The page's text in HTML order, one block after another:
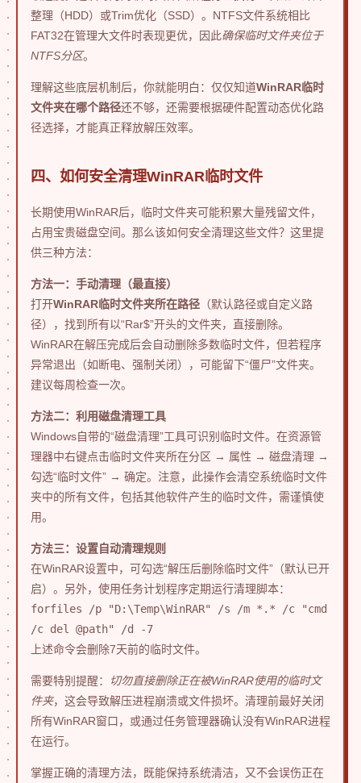
整理（HDD）或Trim优化（SSD）。NTFS文件系统相比
FAT32在管理大文件时表现更优，因此确保临时文件夹位于
NTFS分区。
理解这些底层机制后，你就能明白：仅仅知道WinRAR临时
文件夹在哪个路径还不够，还需要根据硬件配置动态优化路
径选择，才能真正释放解压效率。
四、如何安全清理WinRAR临时文件
长期使用WinRAR后，临时文件夹可能积累大量残留文件，
占用宝贵磁盘空间。那么该如何安全清理这些文件？这里提
供三种方法：
方法一：手动清理（最直接）
打开WinRAR临时文件夹所在路径 （默认路径或自定义路
径），找到所有以“Rar$”开头的文件夹，直接删除。
WinRAR在解压完成后会自动删除多数临时文件，但若程序
异常退出（如断电、强制关闭），可能留下“僵尸”文件夹。
建议每周检查一次。
方法二：利用磁盘清理工具
Windows自带的“磁盘清理”工具可识别临时文件。在资源管
理器中右键点击临时文件夹所在分区 → 属性 → 磁盘清理 →
勾选“临时文件” → 确定。注意，此操作会清空系统临时文件
夹中的所有文件，包括其他软件产生的临时文件，需谨慎使
用。
方法三：设置自动清理规则
在WinRAR设置中，可勾选“解压后删除临时文件”（默认已开
启）。另外，使用任务计划程序定期运行清理脚本：
forfiles /p "D:\Temp\WinRAR" /s /m *.* /c "cmd
/c del @path" /d -7
上述命令会删除7天前的临时文件。
需要特别提醒：
切勿直接删除正在被WinRAR使用的临时文
件夹，这会导致解压进程崩溃或文件损坏。清理前最好关闭
所有WinRAR窗口，或通过任务管理器确认没有WinRAR进程
在运行。
掌握正确的清理方法，既能保持系统清洁，又不会误伤正在